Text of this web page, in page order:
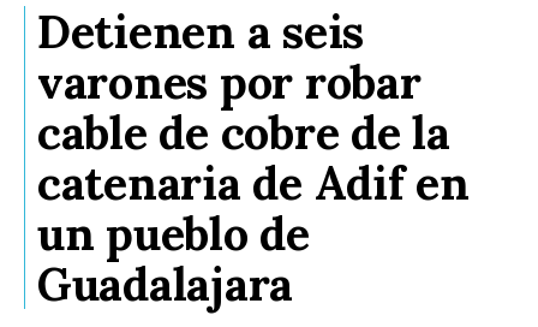
Detienen a seis
varones por robar
cable de cobre de la
catenaria de Adif en
un pueblo de
Guadalajara